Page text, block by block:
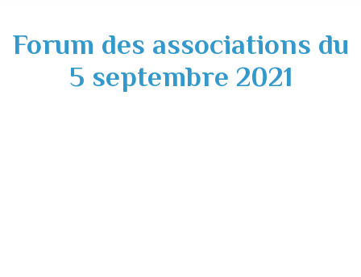
Forum des associations du
5 septembre 2021